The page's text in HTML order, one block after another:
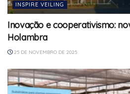
INSPIRE VEILING
Inovação e cooperativismo:
Holambra
25 DE NOVEMBRO DE 2025